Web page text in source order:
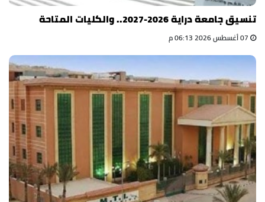
تنسيق جامعة دراية 2026-2027.. والكليات المتاحة